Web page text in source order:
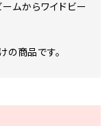
ムからワイドビー
の商品です。